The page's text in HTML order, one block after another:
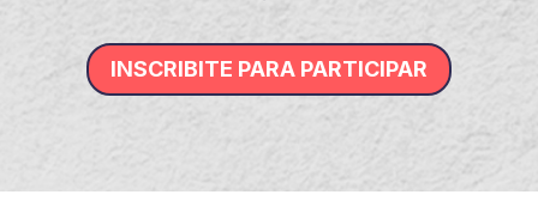
INSCRIBITE PARA PARTICIPAR